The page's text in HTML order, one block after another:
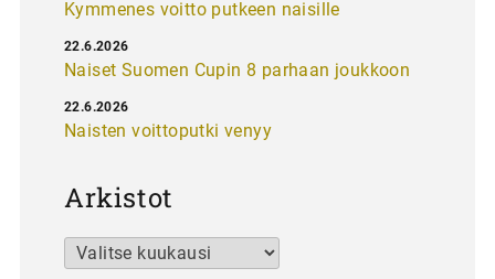
Kymmenes voitto putkeen naisille
Naiset Suomen Cupin 8 parhaan joukkoon
22.6.2026
Naisten voittoputki venyy
22.6.2026
Arkistot
Arkistot